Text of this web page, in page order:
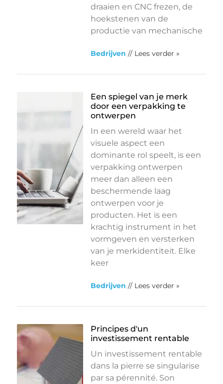
draaien en CNC frezen, de
hoekstenen van de
productie van mechanische
Bedrijven // Lees verder »
Een spiegel van je merk
door een verpakking te
ontwerpen
In een wereld waar het
visuele aspect een
dominante rol speelt, is een
verpakking ontwerpen
meer dan alleen een
beschermende laag
ontwerpen voor je
producten. Het is een
krachtig instrument in het
vormgeven en versterken
van je merkidentiteit. Elke
keer
Bedrijven // Lees verder »
Principes d'un
investissement rentable
Un investissement rentable
dans la pierre se singularise
par sa pérennité. Son